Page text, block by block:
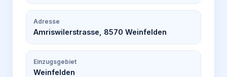
Adresse
Amriswilerstrasse, 8570 Weinfelden
Einzugsgebiet
Weinfelden